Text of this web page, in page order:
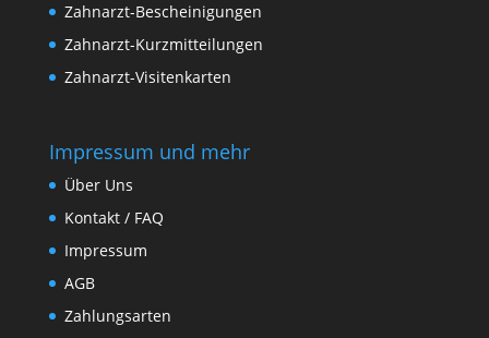
Zahnarzt-Bescheinigungen
Zahnarzt-Kurzmitteilungen
Zahnarzt-Visitenkarten
Impressum und mehr
Über Uns
Kontakt / FAQ
Impressum
AGB
Zahlungsarten